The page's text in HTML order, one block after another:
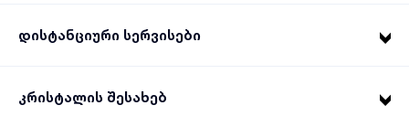
დისტანციური სერვისები
კრისტალის შესახებ